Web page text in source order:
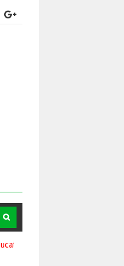
కోసం నా వాట్సాప్ నెంబర్